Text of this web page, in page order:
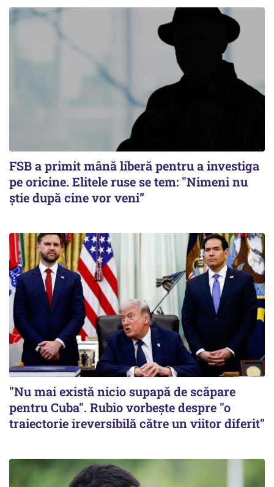
FSB a primit mână liberă pentru a investiga
pe oricine. Elitele ruse se tem: "Nimeni nu
știe după cine vor veni”
"Nu mai există nicio supapă de scăpare
pentru Cuba". Rubio vorbește despre "o
traiectorie ireversibilă către un viitor diferit"